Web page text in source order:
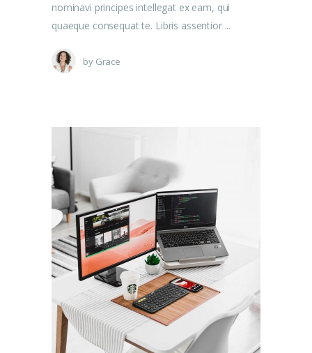
nominavi principes intellegat ex eam, qui
quaeque consequat te. Libris assentior
by Grace